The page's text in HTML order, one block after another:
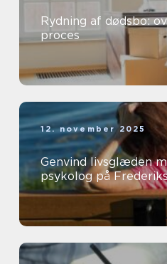
Rydning af dødsbo:
proces
12. november 2025
Genvind livsglæden
psykolog på